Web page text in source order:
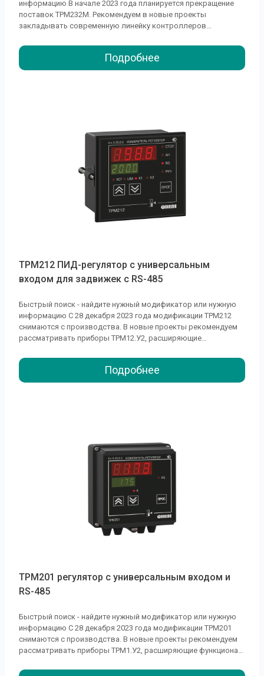
информацию В начале 2023 года планируется прекращение
поставок ТРМ232М. Рекомендуем в новые проекты
закладывать современную линейку контроллеров
алгоритмом для регулирования температуры в системах
отопления, ГВС и управления насосными группами.
Предназначен для управления ИТП и ЦТП жилых и
Подробнее
ТРМ212 ПИД-регулятор с универсальным
входом для задвижек с RS-485
Быстрый поиск - найдите нужный модификатор или нужную
информацию С 28 декабря 2023 года модификации ТРМ212
снимаются с производства. В новые проекты рекомендуем
рассматривать приборы ТРМ12.У2, расширяющие
технических характеристик. Основные отличительные
особенности приборов приведены в таблице. Сравнительная
таблица линеек Отличительный критерий ТРМ212 ТРМ12.У2
Подробнее
ТРМ201 регулятор с универсальным входом и
RS-485
Быстрый поиск - найдите нужный модификатор или нужную
информацию С 28 декабря 2023 года модификации ТРМ201
снимаются с производства. В новые проекты рекомендуем
рассматривать приборы ТРМ1.У2, расширяющие функционал
характеристик. Основные отличительные особенности